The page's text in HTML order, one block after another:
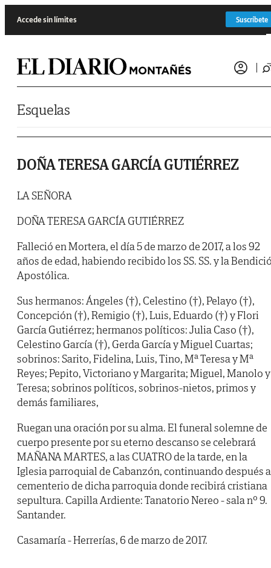
Accede sin límites Suscríbete
Esquelas
DOÑA TERESA GARCÍA GUTIÉRREZ
LA SEÑORA
DOÑA TERESA GARCÍA GUTIÉRREZ
Falleció en Mortera, el día 5 de marzo de 2017, a los 92
años de edad, habiendo recibido los SS. SS. y la
Apostólica.
Sus hermanos: Ángeles (†), Celestino (†), Pelayo (†),
Concepción (†), Remigio (†), Luis, Eduardo (†) y Flori
García Gutiérrez; hermanos políticos: Julia Caso (†),
Celestino García (†), Gerda García y Miguel Cuartas;
sobrinos: Sarito, Fidelina, Luis, Tino, Mª Teresa y Mª
Reyes; Pepito, Victoriano y Margarita; Miguel, Manolo y
Teresa; sobrinos políticos, sobrinos-nietos, primos y
demás familiares,
Ruegan una oración por su alma. El funeral solemne de
cuerpo presente por su eterno descanso se celebrará
MAÑANA MARTES, a las CUATRO de la tarde, en la
Iglesia parroquial de Cabanzón, continuando después
cementerio de dicha parroquia donde recibirá cristiana
sepultura. Capilla Ardiente: Tanatorio Nereo - sala nº 9.
Santander.
Casamaría - Herrerías, 6 de marzo de 2017.